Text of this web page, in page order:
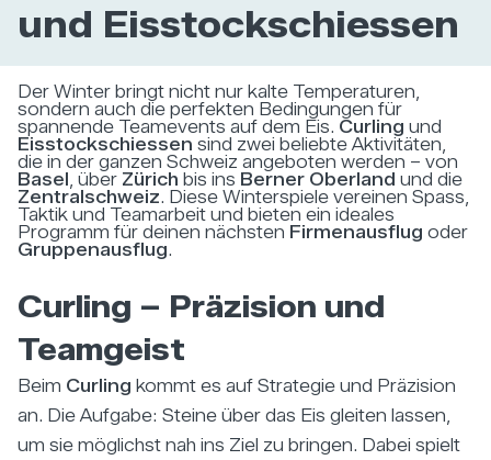
und Eisstockschiessen
Der Winter bringt nicht nur kalte Temperaturen,
sondern auch die perfekten Bedingungen für
spannende Teamevents auf dem Eis. Curling und
Eisstockschiessen sind zwei beliebte Aktivitäten,
die in der ganzen Schweiz angeboten werden – von
Basel , über Zürich bis ins Berner Oberland und die
Zentralschweiz. Diese Winterspiele vereinen Spass,
Taktik und Teamarbeit und bieten ein ideales
Programm für deinen nächsten Firmenausflug oder
Gruppenausflug.
Curling – Präzision und
Teamgeist
Beim Curling kommt es auf Strategie und Präzision
an. Die Aufgabe: Steine über das Eis gleiten lassen,
um sie möglichst nah ins Ziel zu bringen. Dabei spielt